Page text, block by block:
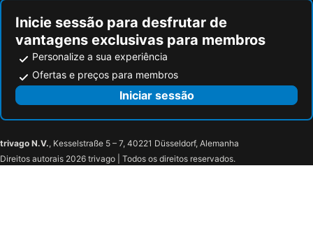
Inicie sessão para desfrutar de
vantagens exclusivas para membros
Personalize a sua experiência
Ofertas e preços para membros
Iniciar sessão
trivago N.V., Kesselstraße 5 – 7, 40221 Düsseldorf, Alemanha
Direitos autorais 2026 trivago | Todos os direitos reservados.